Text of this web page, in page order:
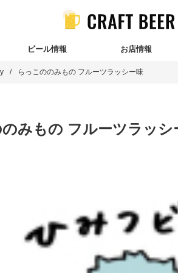
ビール情報 お店情報
らっこののみもの フルーツラッシー味
みもの フルーツラッシ